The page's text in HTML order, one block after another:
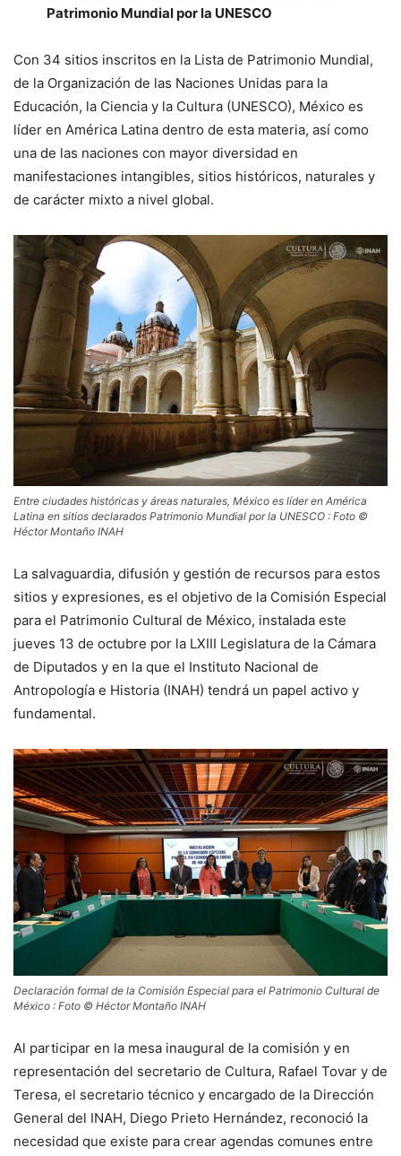
Patrimonio Mundial por la UNESCO
Con 34 sitios inscritos en la Lista de Patrimonio Mundial,
de la Organización de las Naciones Unidas para la
Educación, la Ciencia y la Cultura (UNESCO), México es
líder en América Latina dentro de esta materia, así como
una de las naciones con mayor diversidad en
manifestaciones intangibles, sitios históricos, naturales y
de carácter mixto a nivel global.
Entre ciudades históricas y áreas naturales, México es líder en América
Latina en sitios declarados Patrimonio Mundial por la UNESCO : Foto ©
Héctor Montaño INAH
La salvaguardia, difusión y gestión de recursos para estos
sitios y expresiones, es el objetivo de la Comisión Especial
para el Patrimonio Cultural de México, instalada este
jueves 13 de octubre por la LXIII Legislatura de la Cámara
de Diputados y en la que el Instituto Nacional de
Antropología e Historia (INAH) tendrá un papel activo y
fundamental.
Declaración formal de la Comisión Especial para el Patrimonio Cultural de
México : Foto © Héctor Montaño INAH
Al participar en la mesa inaugural de la comisión y en
representación del secretario de Cultura, Rafael Tovar y de
Teresa, el secretario técnico y encargado de la Dirección
General del INAH, Diego Prieto Hernández, reconoció la
necesidad que existe para crear agendas comunes entre